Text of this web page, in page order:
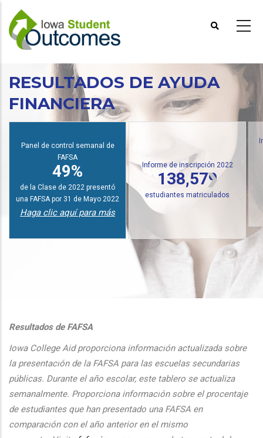
Pasar
contenido
principal
RESULTADOS DE AYUDA
FINANCIERA
Panel de control semanal de
FAFSA
49%
de la Clase de 2022 presentó
una FAFSA por 31 de Mayo 2022
Haga clic aquí para más
Informe de inscripción 2022
138,579
estudiantes matriculados
Resultados de FAFSA
Iowa College Aid proporciona información actualizada sobre
la presentación de la FAFSA para las escuelas secundarias
públicas. Durante el año escolar, este tablero se actualiza
semanalmente. Proporciona información sobre el procentaje
de estudiantes que han presentado una FAFSA en
comparación con el año anterior en el mismo